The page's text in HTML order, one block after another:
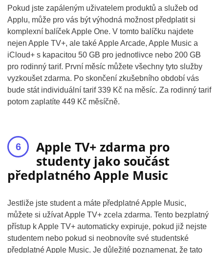
Pokud jste zapáleným uživatelem produktů a služeb od
Applu, může pro vás být výhodná možnost předplatit si
komplexní balíček Apple One. V tomto balíčku najdete
nejen Apple TV+, ale také Apple Arcade, Apple Music a
iCloud+ s kapacitou 50 GB pro jednotlivce nebo 200 GB
pro rodinný tarif. První měsíc můžete všechny tyto služby
vyzkoušet zdarma. Po skončení zkušebního období vás
bude stát individuální tarif 339 Kč na měsíc. Za rodinný tarif
potom zaplatíte 449 Kč měsíčně.
Apple TV+ zdarma pro
studenty jako součást
předplatného Apple Music
Jestliže jste student a máte předplatné Apple Music,
můžete si užívat Apple TV+ zcela zdarma. Tento bezplatný
přístup k Apple TV+ automaticky expiruje, pokud již nejste
studentem nebo pokud si neobnovíte své studentské
předplatné Apple Music. Je důležité poznamenat, že tato